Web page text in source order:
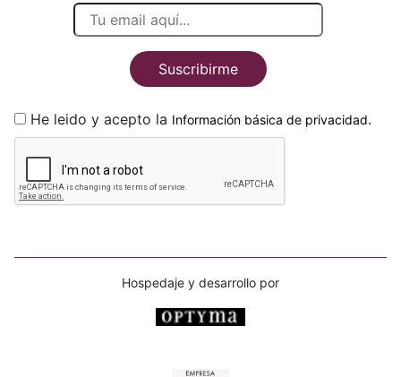
Suscribirme
He leido y acepto la Información básica de privacidad.
Hospedaje y desarrollo por